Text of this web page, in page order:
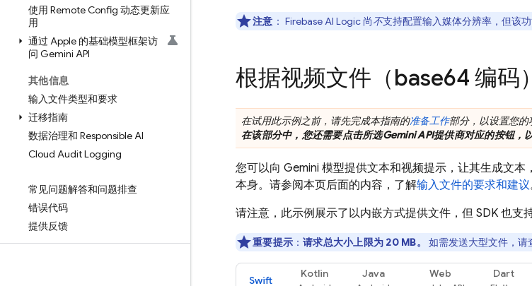
使用 Remote Config 动态更新应
用
通过 Apple 的基础模型框架访
问 Gemini API
其他信息
输入文件类型和要求
迁移指南
数据治理和 Responsible AI
Cloud Audit Logging
常见问题解答和问题排查
错误代码
提供反馈
注意 ： Firebase AI Logic尚不支持配置输入媒体分辨率，但该
根据视频文件（base64 编码
在试用此示例之前，请先完成本指南的准备工作部分，以设置您的
在该部分中，您还需要点击所选Gemini API提供商对应的按钮，
您可以向 Gemini 模型提供文本和视频提示，让其生成文本
本身。请参阅本页后面的内容，了解输入文件的要求和建议
请注意，此示例展示了以内嵌方式提供文件，但 SDK 也支
重要提示 ： 请求总大小上限为 20 MB。 如需发送大型文件，请
Swift
Kotlin Java Web Dart